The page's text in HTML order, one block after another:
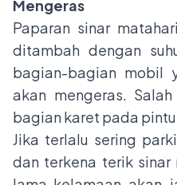
Mengeras
Paparan sinar
ditambah dengan
bagian-bagian mobil
akan mengeras.
bagian karet pada
Jika terlalu sering
dan terkena terik